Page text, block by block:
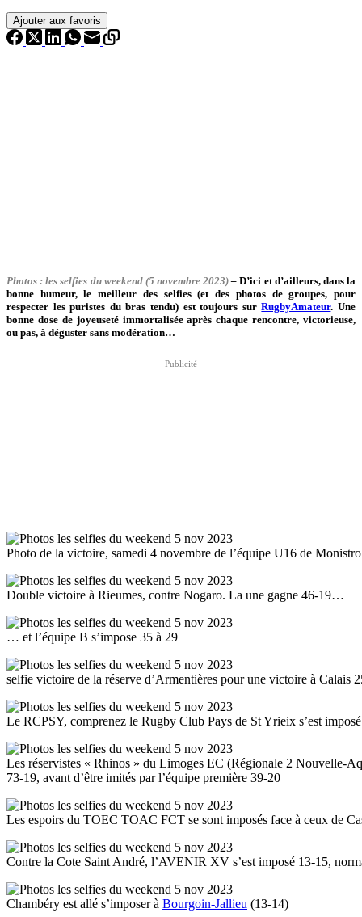
Ajouter aux favoris
Photos : les selfies du weekend (5 novembre 2023)– D’ici et d’ailleurs, dans la
bonne humeur, le meilleur des selfies (et des photos de groupes, pour
respecter les puristes du bras tendu) est toujours surRugbyAmateur.Une
bonne dose de joyeuseté immortalisée après chaque rencontre, victorieuse,
ou pas, à déguster sans modération…
Photo de la victoire, samedi 4 novembre de l’équipe U16 de
Double victoire à Rieumes, contre Nogaro. La une gagne 46-19…
… et l’équipe B s’impose 35 à 29
selfie victoire de la réserve d’Armentières pour une victoire à Calais
Le RCPSY, comprenez le Rugby Club Pays de St Yrieix s’est
Les réservistes « Rhinos » du Limoges EC (Régionale 2 Nouvelle-
73-19, avant d’être imités par l’équipe première 39-20
Les espoirs du TOEC TOAC FCT se sont imposés face à ceux de
Contre la Cote Saint André, l’AVENIR XV s’est imposé 13-15,
Chambéry est allé s’imposer à Bourgoin-Jallieu (13-14)